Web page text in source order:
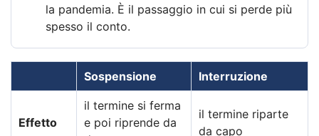
la pandemia. È il passaggio in cui si perde più
spesso il conto.
Sospensione Interruzione
Effetto
il termine si ferma
e poi riprende da
il termine riparte
da capo